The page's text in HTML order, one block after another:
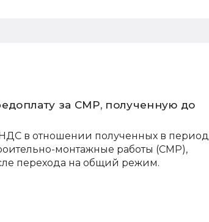
за СМР, полученную до
в отношении полученных в период
монтажные работы (СМР),
перехода на общий режим.